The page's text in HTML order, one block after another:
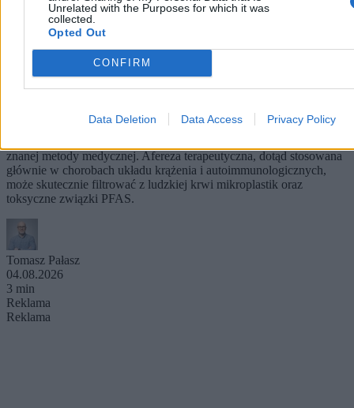
Unrelated with the Purposes for which it was
collected.
Opted Out
CONFIRM
Data Deletion Data Access Privacy Policy
Oczyszczanie krwi z mikroplastiku i toksyn.
Obiecujące badania niemieckich naukowców
znanej metody medycznej. Afereza terapeutyczna, dotąd stosowana
głównie w chorobach układu krążenia i autoimmunologicznych,
może skutecznie filtrować z ludzkiej krwi mikroplastik oraz
toksyczne związki PFAS.
Tomasz Pałasz
04.08.2026
3 min
Reklama
Reklama